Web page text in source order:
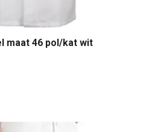
maat 46 pol/kat wit